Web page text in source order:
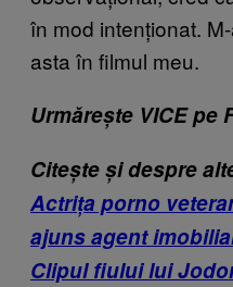
în mod intenționat.
asta în filmul meu.
Urmărește VICE pe
Citește și despre
Actrița porno
ajuns agent
Clipul fiului lui